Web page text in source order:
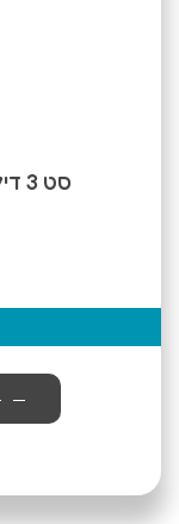
סט 3 דילדו לסטרפ און בגדלים שונים